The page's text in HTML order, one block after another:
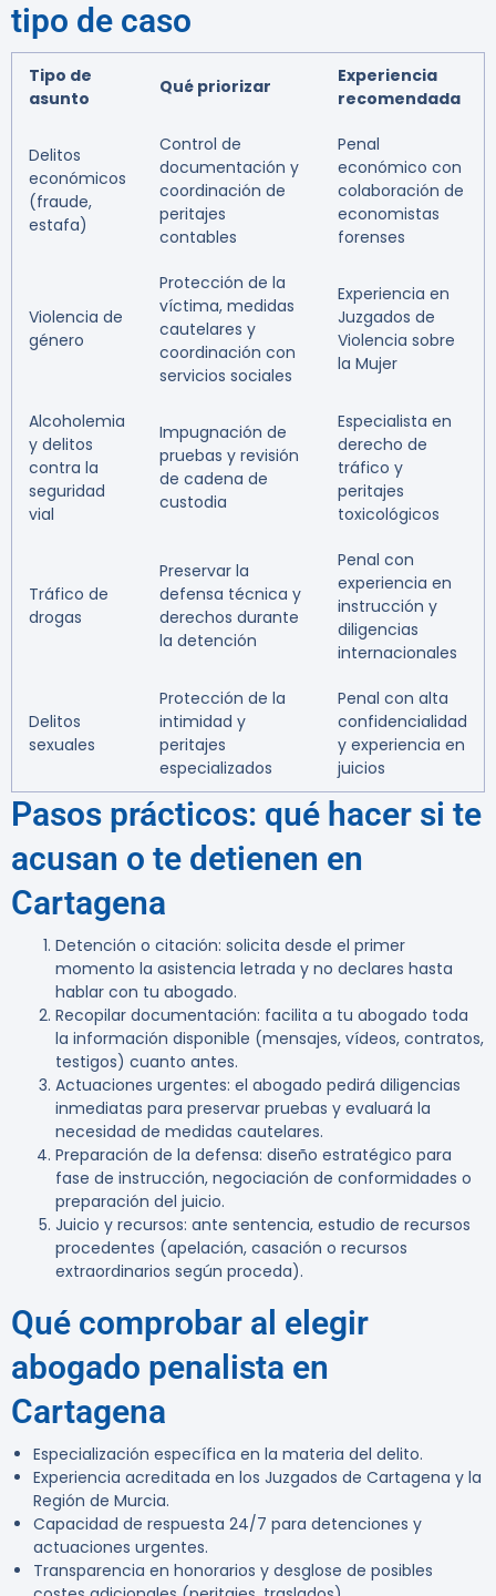
tipo de caso
Tipo de
asunto
Qué priorizar
Experiencia
recomendada
Delitos
económicos
(fraude,
estafa)
Control de
documentación y
coordinación de
peritajes
contables
Penal
económico con
colaboración de
economistas
forenses
Violencia de
género
Protección de la
víctima, medidas
cautelares y
coordinación con
servicios sociales
Experiencia en
Juzgados de
Violencia sobre
la Mujer
Alcoholemia
y delitos
contra la
seguridad
vial
Impugnación de
pruebas y revisión
de cadena de
custodia
Especialista en
derecho de
tráfico y
peritajes
toxicológicos
Tráfico de
drogas
Preservar la
defensa técnica y
derechos durante
la detención
Penal con
experiencia en
instrucción y
diligencias
internacionales
Delitos
sexuales
Protección de la
intimidad y
peritajes
especializados
Penal con alta
confidencialidad
y experiencia en
juicios
Pasos prácticos: qué hacer si te
acusan o te detienen en
Cartagena
Detención o citación: solicita desde el primer
momento la asistencia letrada y no declares hasta
hablar con tu abogado.
Recopilar documentación: facilita a tu abogado toda
la información disponible (mensajes, vídeos, contratos,
testigos) cuanto antes.
Actuaciones urgentes: el abogado pedirá diligencias
inmediatas para preservar pruebas y evaluará la
necesidad de medidas cautelares.
Preparación de la defensa: diseño estratégico para
fase de instrucción, negociación de conformidades o
preparación del juicio.
Juicio y recursos: ante sentencia, estudio de recursos
procedentes (apelación, casación o recursos
extraordinarios según proceda).
Qué comprobar al elegir
abogado penalista en
Cartagena
Especialización específica en la materia del delito.
Experiencia acreditada en los Juzgados de Cartagena y la
Región de Murcia.
Capacidad de respuesta 24/7 para detenciones y
actuaciones urgentes.
Transparencia en honorarios y desglose de posibles